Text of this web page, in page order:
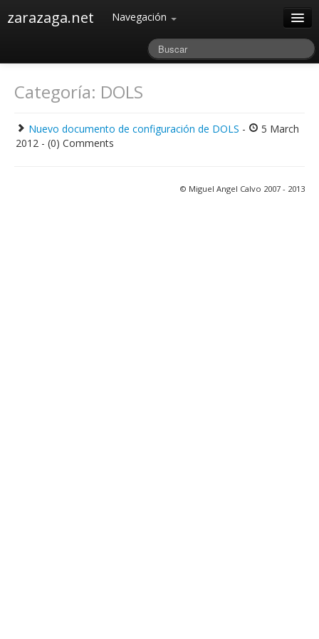
zarazaga.net Navegación
Categoría: DOLS
Nuevo documento de configuración de DOLS -
5 March
2012 - (0) Comments
© Miguel Angel Calvo 2007 - 2013